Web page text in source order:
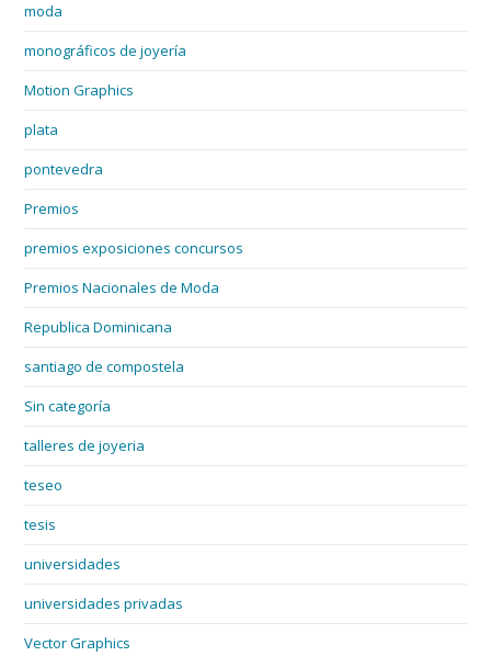
moda
monográficos de joyería
Motion Graphics
plata
pontevedra
Premios
premios exposiciones concursos
Premios Nacionales de Moda
Republica Dominicana
santiago de compostela
Sin categoría
talleres de joyeria
teseo
tesis
universidades
universidades privadas
Vector Graphics